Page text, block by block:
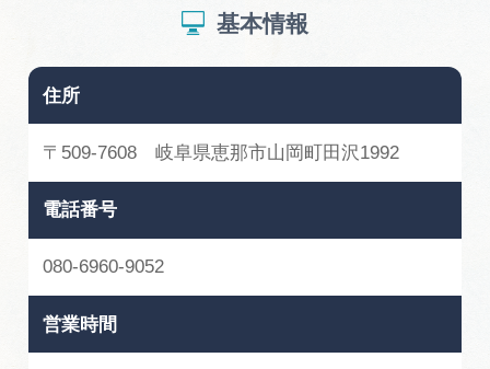
お問い合わせ
運営組織
広告掲載
サイトポリシー
基本情報
住所
〒509-7608 岐阜県恵那市山岡町田沢1992
電話番号
080-6960-9052
営業時間